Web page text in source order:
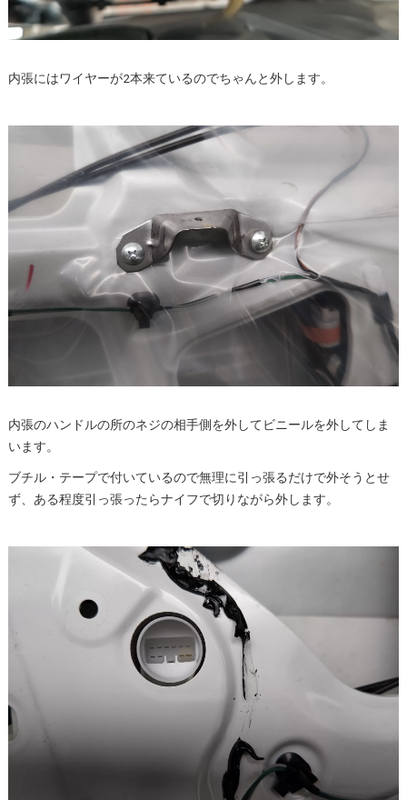
内張にはワイヤーが2本来ているのでちゃんと外します。
内張のハンドルの所のネジの相手側を外してビニールを外してしま
います。
ブチル・テープで付いているので無理に引っ張るだけで外そうとせ
ず、ある程度引っ張ったらナイフで切りながら外します。